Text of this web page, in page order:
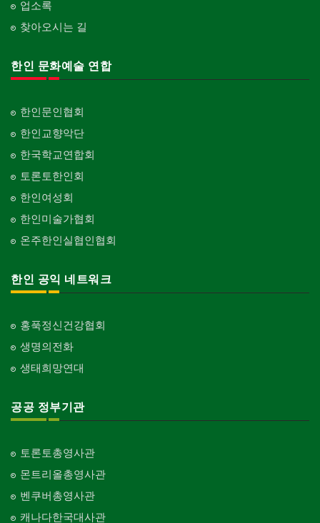
업소록
찾아오시는 길
한인 문화예술 연합
한인문인협회
한인교향악단
한국학교연합회
토론토한인회
한인여성회
한인미술가협회
온주한인실협인협회
한인 공익 네트워크
홍푹정신건강협회
생명의전화
생태희망연대
공공 정부기관
토론토총영사관
몬트리올총영사관
벤쿠버총영사관
캐나다한국대사관